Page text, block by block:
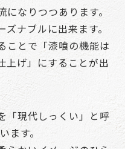
なりつつあります。
ナブルに出来ます。
ことで「漆喰の機能は
上げ」にすることが出
「現代しっくい」と呼
ます。